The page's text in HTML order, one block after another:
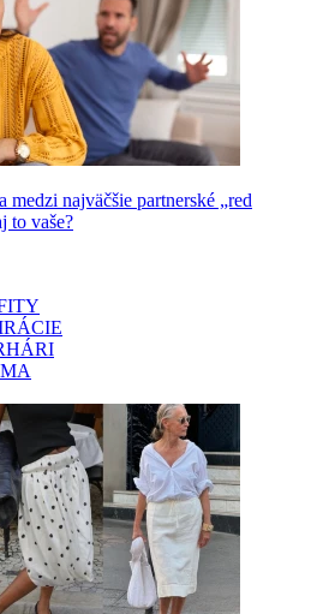
medzi najväčšie partnerské „red
to vaše?